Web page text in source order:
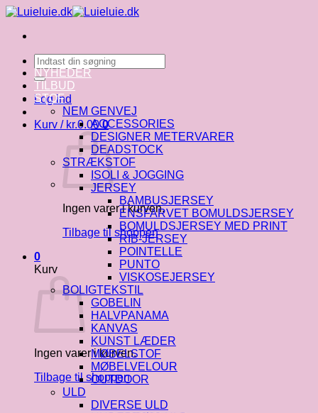
Fortsæt
indhold
Søg
efter:
Log ind
Kurv / kr.0.00 0
Ingen varer i kurven.
Tilbage til shoppen
0
Kurv
Ingen varer i kurven.
Tilbage til shoppen
NYHEDER
TILBUD
STOF
NEM GENVEJ
ACCESSORIES
DESIGNER METERVARER
DEADSTOCK
STRÆKSTOF
ISOLI & JOGGING
JERSEY
BAMBUSJERSEY
ENSFARVET BOMULDSJERSEY
BOMULDSJERSEY MED PRINT
RIB-JERSEY
POINTELLE
PUNTO
VISKOSEJERSEY
BOLIGTEKSTIL
GOBELIN
HALVPANAMA
KANVAS
KUNST LÆDER
MØBELSTOF
MØBELVELOUR
OUTDOOR
ULD
DIVERSE ULD